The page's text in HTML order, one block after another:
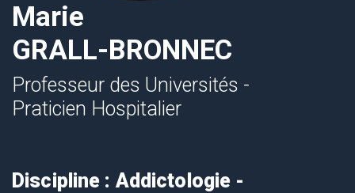
Marie
GRALL-BRONNEC
Professeur des Universités -
Praticien Hospitalier
Discipline : Addictologie -